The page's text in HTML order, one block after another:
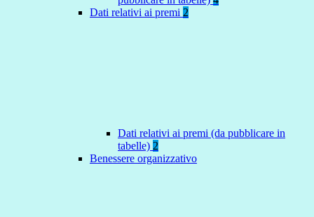
Dati relativi ai premi 2
Dati relativi ai premi (da pubblicare in
tabelle) 2
Benessere organizzativo